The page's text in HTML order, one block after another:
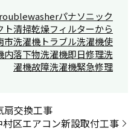
washerパナソニック
ト清掃乾燥フィルターから
市洗濯機トラブル洗濯機使
内落下物洗濯機即日修理洗
濯機故障洗濯機緊急修理
扇交換工事
区エアコン新設取付工事